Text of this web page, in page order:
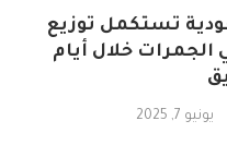
تستكمل توزيع
الجمرات خلال أيام
يونيو 7, 2025